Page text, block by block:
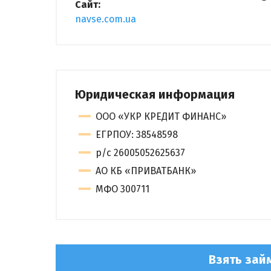
Сайт:
navse.com.ua
Юридическая информация
ООО «УКР КРЕДИТ ФИНАНС»
ЕГРПОУ: 38548598
р/с 26005052625637
АО КБ «ПРИВАТБАНК»
МФО 300711
Взять